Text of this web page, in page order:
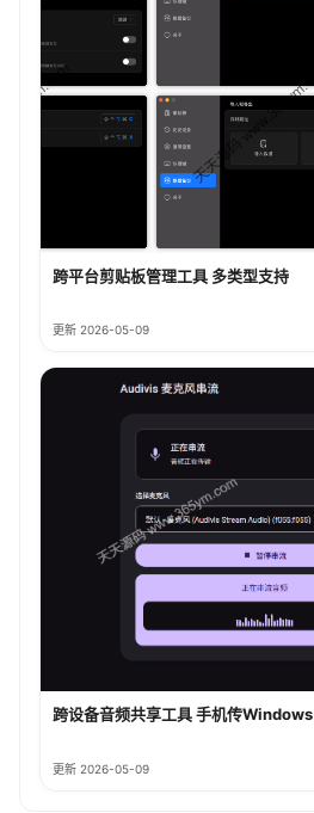
跨平台剪贴板管理工具 多类型支持
更新 2026-05-09
跨设备音频共享工具 手机传Windows
更新 2026-05-09